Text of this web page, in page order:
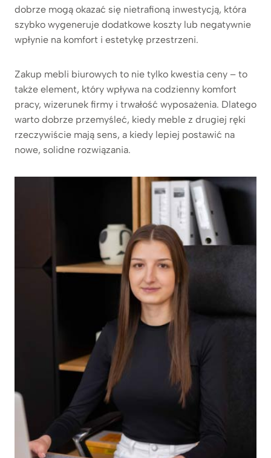
dobrze mogą okazać się nietrafioną inwestycją, która
szybko wygeneruje dodatkowe koszty lub negatywnie
wpłynie na komfort i estetykę przestrzeni.
Zakup mebli biurowych to nie tylko kwestia ceny – to
także element, który wpływa na codzienny komfort
pracy, wizerunek firmy i trwałość wyposażenia. Dlatego
warto dobrze przemyśleć, kiedy meble z drugiej ręki
rzeczywiście mają sens, a kiedy lepiej postawić na
nowe, solidne rozwiązania.